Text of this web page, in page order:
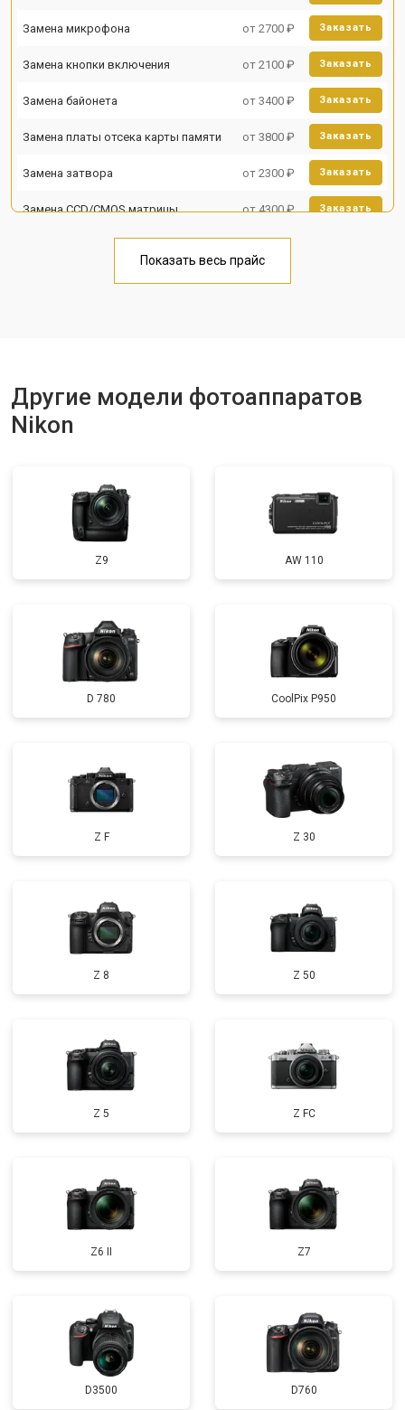
Замена микрофона от 2700 ₽ Заказать
Замена кнопки включения от 2100 ₽ Заказать
Замена байонета от 3400 ₽ Заказать
Замена платы отсека карты памяти от 3800 ₽ Заказать
Замена затвора от 2300 ₽ Заказать
Замена CCD/CMOS матрицы от 4300 ₽ Заказать
Показать весь прайс
Другие модели фотоаппаратов
Nikon
Z9 AW 110
D 780 CoolPix P950
Z F Z 30
Z 8 Z 50
Z 5 Z FC
Z6 II Z7
D3500 D760